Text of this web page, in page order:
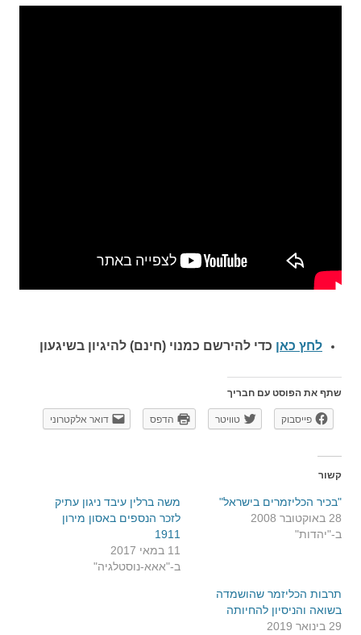
לחץ כאן כדי להירשם כמנוי (חינם) להיגיון בשיגעון
שתף את הפוסט עם חבריך
פייסבוק טוויטר הדפס דואר אלקטרוני
קשור
"בכיר הכליזמרים בישראל"
28 באוקטובר 2008
ב-"יהדות"
משה ברלין עיבד ניגון עתיק
לזכר הנספים באסון מירון
1911
11 במאי 2017
ב-"אאא-נוסטלגיה"
תרבות הכליזמר שהושמדה
בשואה והניסיון להחיותה
29 בינואר 2019